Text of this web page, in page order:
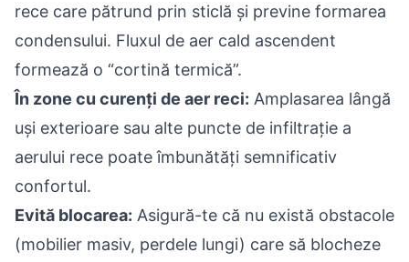
rece care pătrund prin sticlă și previne formarea
condensului. Fluxul de aer cald ascendent
formează o “cortină termică”.
În zone cu curenți de aer reci: Amplasarea lângă
uși exterioare sau alte puncte de infiltrație a
aerului rece poate îmbunătăți semnificativ
confortul.
Evită blocarea: Asigură-te că nu există obstacole
(mobilier masiv, perdele lungi) care să blocheze